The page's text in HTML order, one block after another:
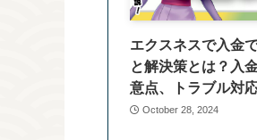
エクスネスで入金
と解決策とは？入
意点、トラブル対
October 28, 2024